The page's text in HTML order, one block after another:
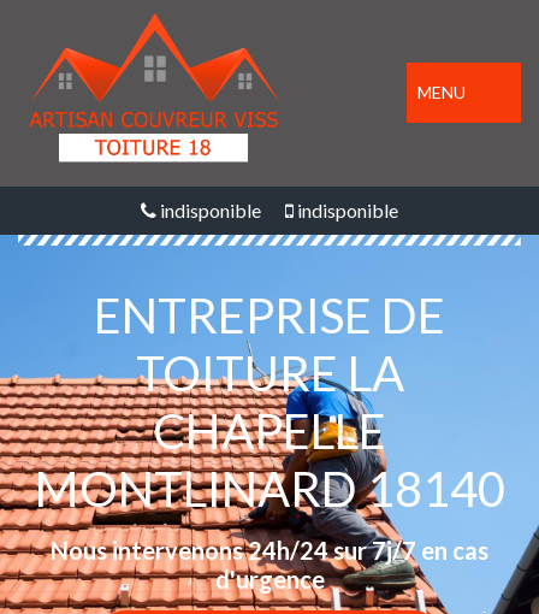
MENU
indisponible indisponible
ENTREPRISE DE
TOITURE LA
CHAPELLE
MONTLINARD 18140
Nous intervenons 24h/24 sur 7j/7 en cas
d'urgence